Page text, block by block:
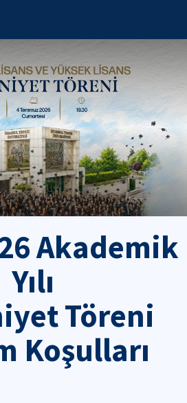
Akademik
Yılı
Töreni
Koşulları